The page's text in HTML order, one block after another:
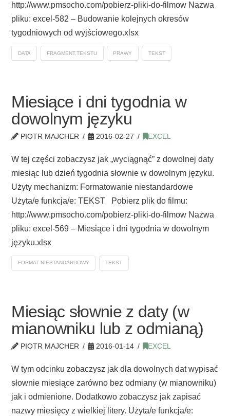
http://www.pmsocho.com/pobierz-pliki-do-filmow Nazwa
pliku: excel-582 – Budowanie kolejnych okresów
tygodniowych od wyjściowego.xlsx
DATA FRAGMENT.TEKSTU PRAWY TEKST
Miesiące i dni tygodnia w
dowolnym języku
PIOTR MAJCHER 2016-02-27 EXCEL
W tej części zobaczysz jak „wyciągnąć” z dowolnej daty
miesiąc lub dzień tygodnia słownie w dowolnym języku.
Użyty mechanizm: Formatowanie niestandardowe
Użyta/e funkcja/e: TEKST Pobierz plik do filmu:
http://www.pmsocho.com/pobierz-pliki-do-filmow Nazwa
pliku: excel-569 – Miesiące i dni tygodnia w dowolnym
języku.xlsx
FORMAT NIESTANDARDOWY TEKST
Miesiąc słownie z daty (w
mianowniku lub z odmianą)
PIOTR MAJCHER 2016-01-14 EXCEL
W tym odcinku zobaczysz jak dla dowolnych dat wypisać
słownie miesiące zarówno bez odmiany (w mianowniku)
jak i odmienione. Dodatkowo zobaczysz jak zapisać
nazwy miesięcy z wielkiej litery. Użyta/e funkcja/e: